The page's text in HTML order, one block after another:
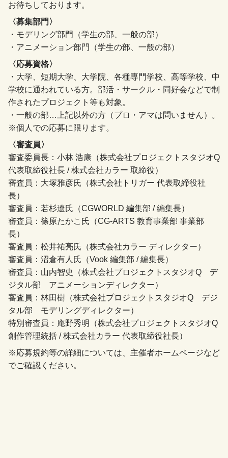
お待ちしております。
〈募集部門〉
・モデリング部門（学生の部、一般の部）
・アニメーション部門（学生の部、一般の部）
〈応募資格〉
・大学、短期大学、大学院、各種専門学校、高等学校、中
学校に通われている方。部活・サークル・同好会などで制
作されたプロジェクト等も対象。
・一般の部…上記以外の方（プロ・アマは問いません）。
※個人での応募に限ります。
〈審査員〉
審査委員長：小林 浩康（株式会社プロジェクトスタジオQ
代表取締役社長 / 株式会社カラー 取締役）
審査員：大塚雅彦氏（株式会社トリガー 代表取締役社
長）
審査員：若杉遼氏（CGWORLD 編集部 / 編集長）
審査員：篠原たかこ氏（CG-ARTS 教育事業部 事業部
長）
審査員：松井祐亮氏（株式会社カラー ディレクター）
審査員：沼倉有人氏（Vook 編集部 / 編集⻑）
審査員：山内智史（株式会社プロジェクトスタジオQ デ
ジタル部 アニメーションディレクター）
審査員：林田樹（株式会社プロジェクトスタジオQ デジ
タル部 モデリングディレクター）
特別審査員：庵野秀明（株式会社プロジェクトスタジオQ
創作管理統括 / 株式会社カラー 代表取締役社長）
※応募規約等の詳細については、主催者ホームページなど
でご確認ください。